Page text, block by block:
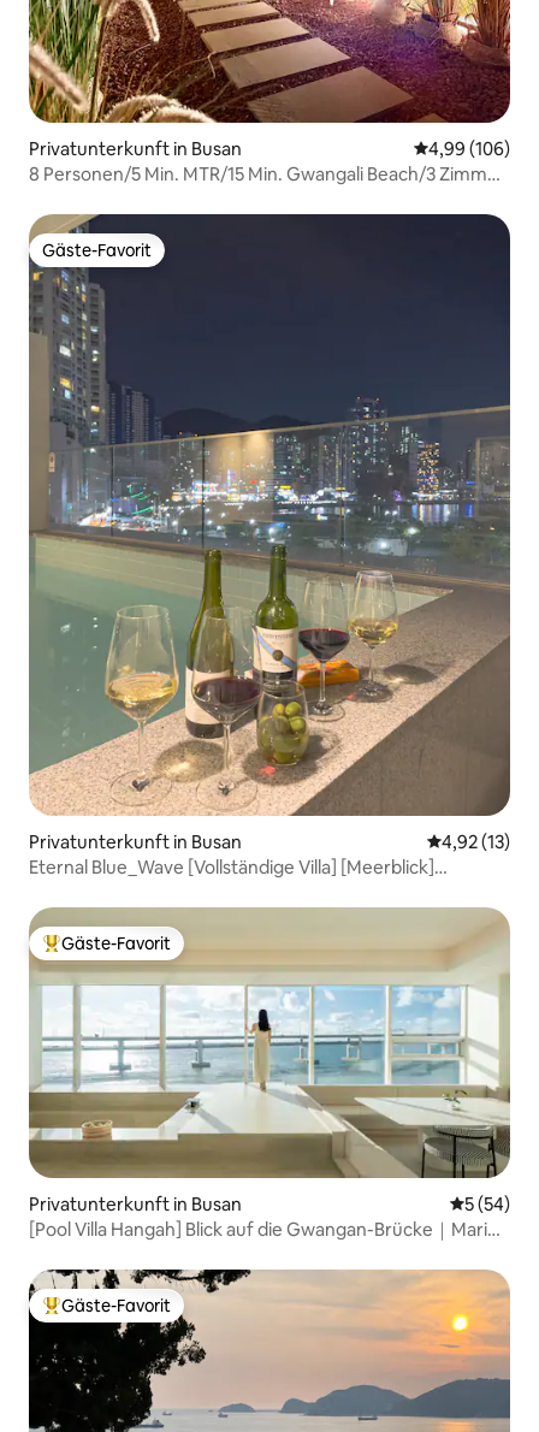
Privatunterkunft in Busan
4,99 (106)
8 Personen/5 Min. MTR/15 Min. Gwangali Beach/3 Zimmer,
Gäste-Favorit
Gäste-Favorit
Privatunterkunft in Busan
4,92 (13)
Eternal Blue_Wave [Vollständige Villa] [Meerblick]
Beliebter Gäste-Favorit.
Gäste-Favorit
Privatunterkunft in Busan
5 (54)
[Pool Villa Hangah] Blick auf die Gwangan-Brücke｜Marine
Fantastischer Blick bei Nacht
Beliebter Gäste-Favorit.
Gäste-Favorit